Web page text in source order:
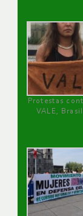
Protestas
VALE, Brasil